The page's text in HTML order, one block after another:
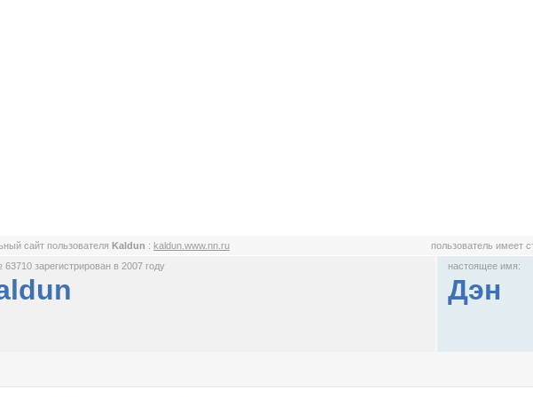
сайт пользователя Kaldun : kaldun.www.nn.ru пользователь имеет
зарегистрирован в 2007 году
настоящее имя:
Дэн